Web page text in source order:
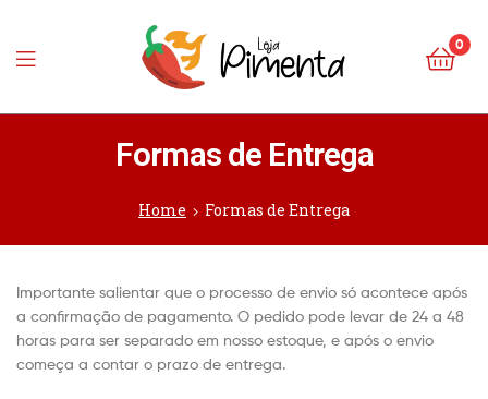
Loja
Pimenta
0
Formas de Entrega
Home Formas de Entrega
Importante salientar que o processo de envio só acontece após
a confirmação de pagamento. O pedido pode levar de 24 a 48
horas para ser separado em nosso estoque, e após o envio
começa a contar o prazo de entrega.